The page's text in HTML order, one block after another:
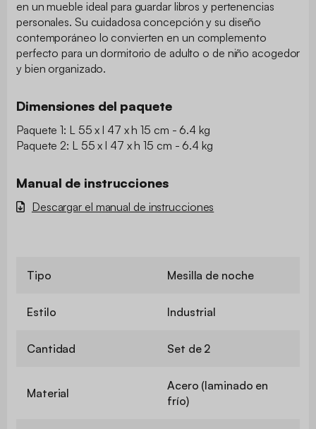
en un mueble ideal para guardar libros y pertenencias
personales. Su cuidadosa concepción y su diseño
contemporáneo lo convierten en un complemento
perfecto para un dormitorio de adulto o de niño acogedor
y bien organizado.
Dimensiones del paquete
Paquete 1: L 55 x l 47 x h 15 cm - 6.4 kg
Paquete 2: L 55 x l 47 x h 15 cm - 6.4 kg
Manual de instrucciones
Descargar el manual de instrucciones
Tipo Mesilla de noche
Estilo Industrial
Cantidad Set de 2
Material
Acero (laminado en
frío)